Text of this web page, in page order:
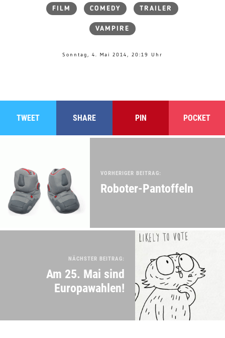
FILM COMEDY TRAILER
VAMPIRE
Sonntag, 4. Mai 2014, 20:19 Uhr
TWEET SHARE PIN POCKET
VORHERIGER BEITRAG:
Roboter-Pantoffeln
NÄCHSTER BEITRAG:
Am 25. Mai sind
Europawahlen!